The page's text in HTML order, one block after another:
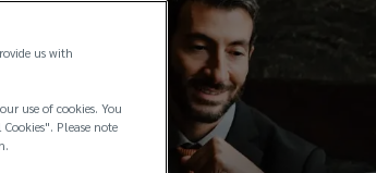
us with
use of cookies. You
Please note